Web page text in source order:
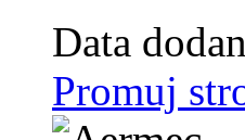
Data
Promuj